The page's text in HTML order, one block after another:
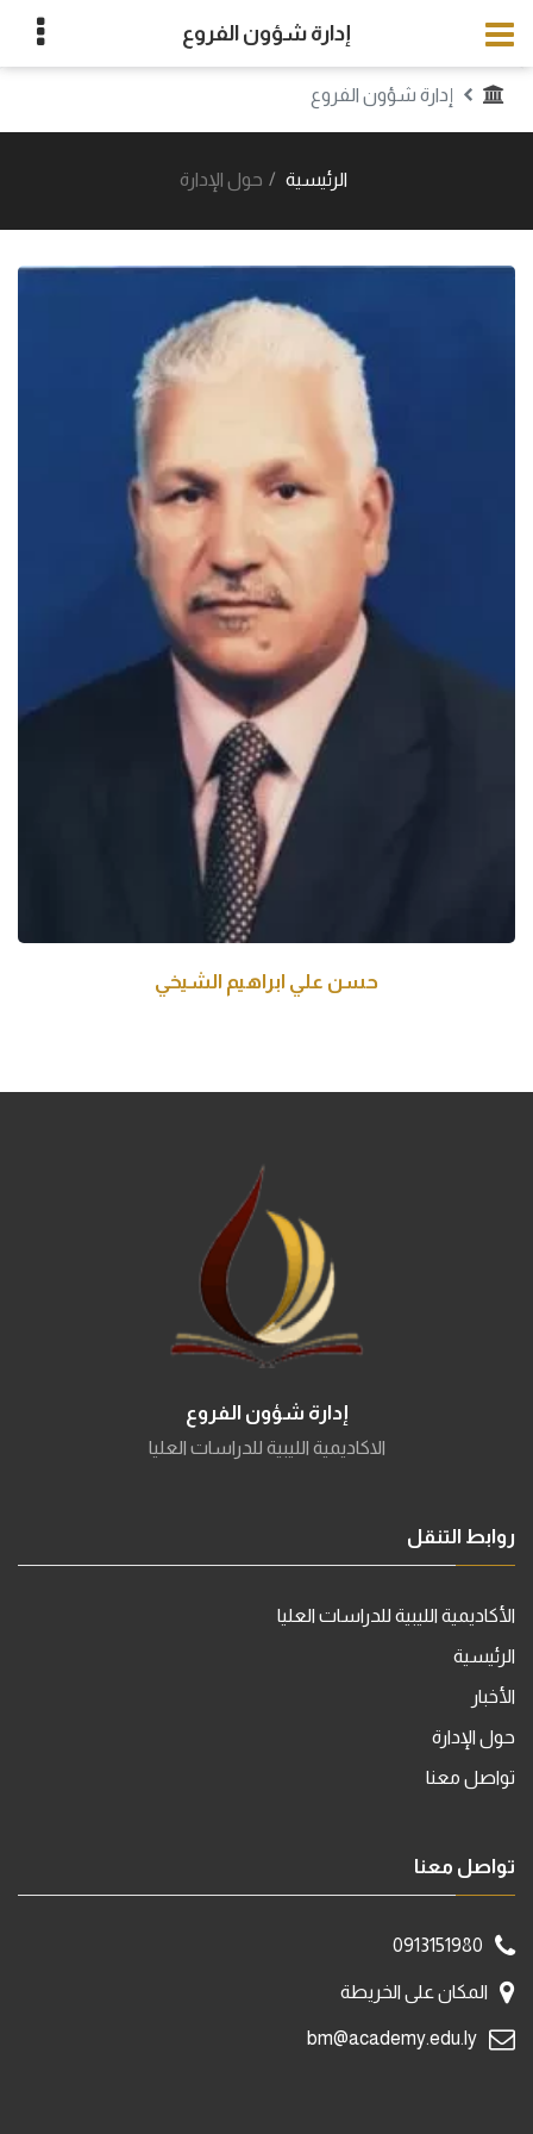
إدارة شؤون الفروع
إدارة شؤون الفروع
الرئيسية حول الإدارة
حسن علي ابراهيم الشيخي
إدارة شؤون الفروع
الاكاديمية الليبية للدراسات العليا
روابط التنقل
الأكاديمية الليبية للدراسات العليا
الرئيسية
الأخبار
حول الإدارة
تواصل معنا
تواصل معنا
0913151980
المكان على الخريطة
bm@academy.edu.ly